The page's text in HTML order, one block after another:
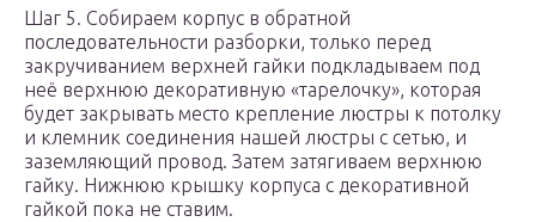
Шаг 5. Собираем корпус в обратной
последовательности разборки, только перед
закручиванием верхней гайки подкладываем под
неё верхнюю декоративную «тарелочку», которая
будет закрывать место крепление люстры к потолку
и клемник соединения нашей люстры с сетью, и
заземляющий провод. Затем затягиваем верхнюю
гайку. Нижнюю крышку корпуса с декоративной
гайкой пока не ставим.